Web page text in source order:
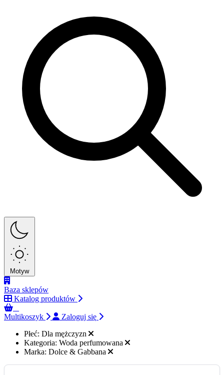
Motyw
Baza sklepów
Katalog produktów
Multikoszyk
Zaloguj się
Płeć: Dla mężczyzn
Kategoria: Woda perfumowana
Marka: Dolce & Gabbana